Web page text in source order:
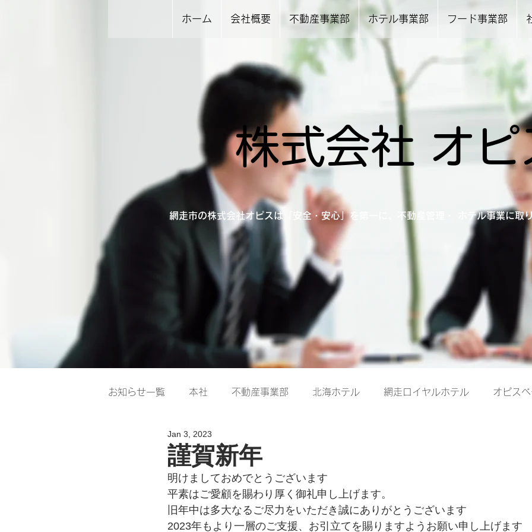
ホーム 会社概要 不動産事業部 ホテル事業部 フード事業部
株式会社 オピ
網走市の株式会社オピスは「安全・安心」を第一に、不動産管理・ ホテル事業に取
お知らせ一覧 本社 不動産事業部 北海ホテル 網走ロイヤルホテル オピス
謹賀新年
Jan 3, 2023
明けましておめでとうございます
平素はご愛顧を賜わり厚く御礼申し上げます。
旧年中は多大なるご尽力をいただき誠にありがとうございます
2023年もより一層のご支援、お引立てを賜りますようお願い申し上げます